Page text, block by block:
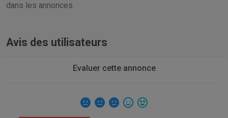
dans les annonces.
Avis des utilisateurs
Evaluer cette annonce